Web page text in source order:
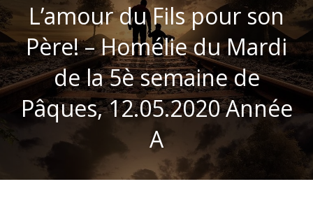
L’amour du Fils pour son
Père! – Homélie du Mardi
de la 5è semaine de
Pâques, 12.05.2020 Année
A